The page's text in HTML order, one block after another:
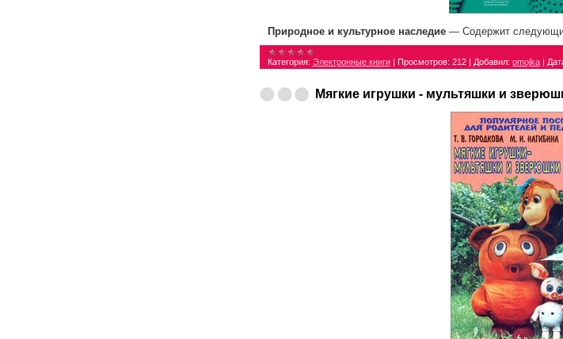
Природное и культурное наследие— Содержит
Категория: Электронные книги | Просмотров: 212 | Добавил: pmojka |
Мягкие игрушки - мультяшки и